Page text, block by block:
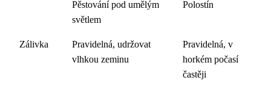
Pěstování pod umělým
světlem
Polostín
Zálivka
Pravidelná, udržovat
vlhkou zeminu
Pravidelná, v
horkém počasí
častěji